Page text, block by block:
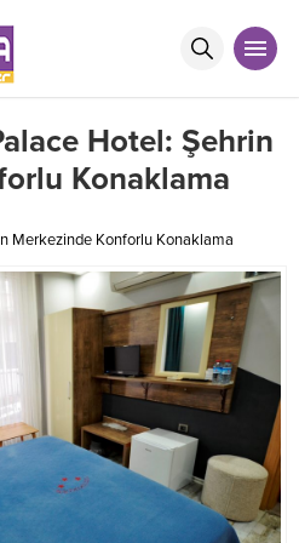
Hotel: Şehrin
Konaklama
Merkezinde Konforlu Konaklama